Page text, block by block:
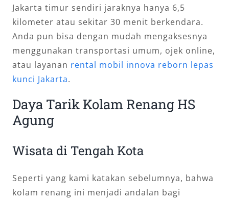
Jakarta timur sendiri jaraknya hanya 6,5
kilometer atau sekitar 30 menit berkendara.
Anda pun bisa dengan mudah mengaksesnya
menggunakan transportasi umum, ojek online,
atau layanan rental mobil innova reborn lepas
kunci Jakarta.
Daya Tarik Kolam Renang HS
Agung
Wisata di Tengah Kota
Seperti yang kami katakan sebelumnya, bahwa
kolam renang ini menjadi andalan bagi